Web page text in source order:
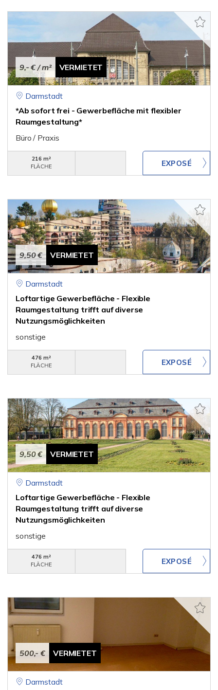
9,- €/ m² VERMIETET
Darmstadt
*Ab sofort frei - Gewerbefläche mit flexibler
Raumgestaltung*
Büro / Praxis
216 m²
FLÄCHE
9,50 € VERMIETET
Darmstadt
Loftartige Gewerbefläche - Flexible
Raumgestaltung trifft auf di­verse
Nutzungsmöglichkeiten
sonstige
476 m²
FLÄCHE
9,50 € VERMIETET
Darmstadt
Loftartige Gewerbefläche - Flexible
Raumgestaltung trifft auf di­verse
Nutzungsmöglichkeiten
sonstige
476 m²
FLÄCHE
500,- € VERMIETET
Darmstadt